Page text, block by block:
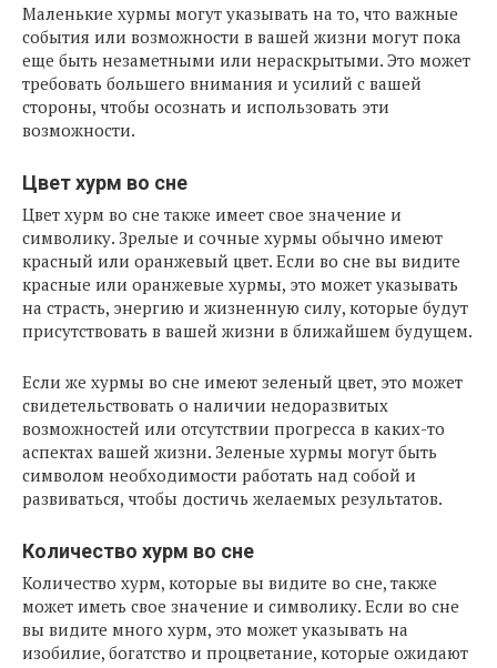
Маленькие хурмы могут указывать на то, что важные
события или возможности в вашей жизни могут пока
еще быть незаметными или нераскрытыми. Это может
требовать большего внимания и усилий с вашей
стороны, чтобы осознать и использовать эти
возможности.
Цвет хурм во сне
Цвет хурм во сне также имеет свое значение и
символику. Зрелые и сочные хурмы обычно имеют
красный или оранжевый цвет. Если во сне вы видите
красные или оранжевые хурмы, это может указывать
на страсть, энергию и жизненную силу, которые будут
присутствовать в вашей жизни в ближайшем будущем.
Если же хурмы во сне имеют зеленый цвет, это может
свидетельствовать о наличии недоразвитых
возможностей или отсутствии прогресса в каких-то
аспектах вашей жизни. Зеленые хурмы могут быть
символом необходимости работать над собой и
развиваться, чтобы достичь желаемых результатов.
Количество хурм во сне
Количество хурм, которые вы видите во сне, также
может иметь свое значение и символику. Если во сне
вы видите много хурм, это может указывать на
изобилие, богатство и процветание, которые ожидают